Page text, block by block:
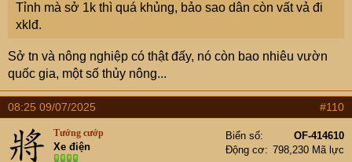
Tỉnh mà sở 1k thì quá khủng, bảo sao dân còn vất vả đi
xklđ.
Sở tn và nông nghiệp có thật đấy, nó còn bao nhiêu vườn
quốc gia, một số thủy nông...
08:25 09/07/2025 #110
Tướng cướp
Xe điện
Biển số
OF-414610
Động cơ
798,230 Mã lực